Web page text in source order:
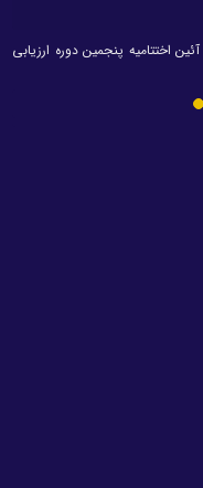
اختتامیه پنجمین دوره ارزیابی